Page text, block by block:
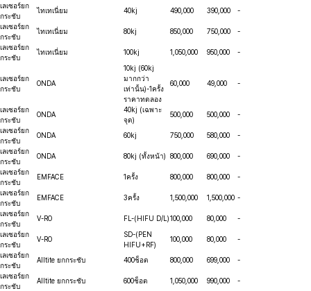
เลเซอร์ยก
กระชับ
ไทเทเนี่ยม 40kj 490,000 390,000 -
เลเซอร์ยก
กระชับ
ไทเทเนี่ยม 80kj 850,000 750,000 -
เลเซอร์ยก
กระชับ
ไทเทเนี่ยม 100kj 1,050,000 950,000 -
เลเซอร์ยก
กระชับ
ONDA
10kj (60kj
มากกว่า
เท่านั้น)-1ครั้ง
ราคาทดลอง
60,000 49,000 -
เลเซอร์ยก
กระชับ
ONDA
40kj (เฉพาะ
จุด)
500,000 500,000 -
เลเซอร์ยก
กระชับ
ONDA 60kj 750,000 580,000 -
เลเซอร์ยก
กระชับ
ONDA 80kj (ทั้งหน้า) 800,000 690,000 -
เลเซอร์ยก
กระชับ
EMFACE 1ครั้ง 800,000 800,000 -
เลเซอร์ยก
กระชับ
EMFACE 3ครั้ง 1,500,000 1,500,000 -
เลเซอร์ยก
กระชับ
V-RO FL-(HIFU D/L)100,000 80,000 -
เลเซอร์ยก
กระชับ
V-RO
SD-(PEN
HIFU+RF)
100,000 80,000 -
เลเซอร์ยก
กระชับ
Alltite ยกกระชับ 400ช็อต 800,000 699,000 -
เลเซอร์ยก
กระชับ
Alltite ยกกระชับ 600ช็อต 1,050,000 990,000 -